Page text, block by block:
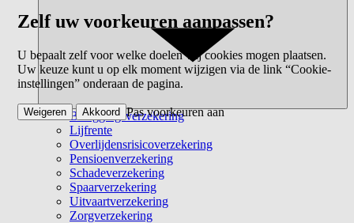
Beleggingsverzekering
Lijfrente
Overlijdensrisicoverzekering
Pensioenverzekering
Schadeverzekering
Spaarverzekering
Uitvaartverzekering
Zorgverzekering
Zelf uw voorkeuren aanpassen?
U bepaalt zelf voor welke doelen wij cookies mogen plaatsen.
Uw keuze kunt u op elk moment wijzigen via de link “Cookie-
instellingen” onderaan de pagina.
Pas voorkeuren aan
Weigeren Akkoord